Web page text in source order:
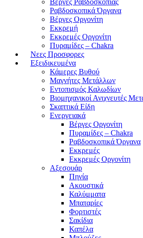
Ραβδοσκοπικά Όργανα
Βέργες Οργονίτη
Εκκρεμή
Εκκρεμές Οργονίτη
Πυραμίδες – Chakra
Νεες Προσφορες
Εξειδικευμένα
Κάμερες Βυθού
Μαγνήτες Μετάλλων
Εντοπισμός Καλωδίων
Βιομηχανικοί Ανιχνευτές
Σκαπτικά Είδη
Ενεργειακά
Βέργες Οργονίτη
Πυραμίδες – Chakra
Ραβδοσκοπικά Όργανα
Εκκρεμές
Εκκρεμές Οργονίτη
Αξεσουάρ
Πηνία
Ακουστικά
Καλύμματα
Μπαταρίες
Φορτιστές
Σακίδια
Καπέλα